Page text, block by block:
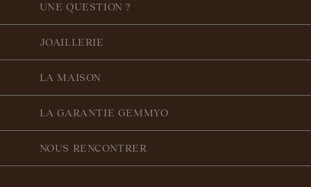
UNE QUESTION ?
JOAILLERIE
LA MAISON
LA GARANTIE GEMMYO
NOUS RENCONTRER